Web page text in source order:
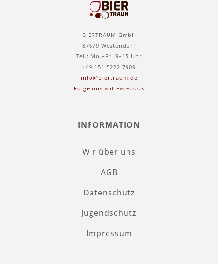
BIERTRAUM GmbH
87679 Westendorf
Tel.: Mo.–Fr. 9–15 Uhr
+49 151 5222 7909
info@biertraum.de
Folge uns auf Facebook
INFORMATION
Wir über uns
AGB
Datenschutz
Jugendschutz
Impressum